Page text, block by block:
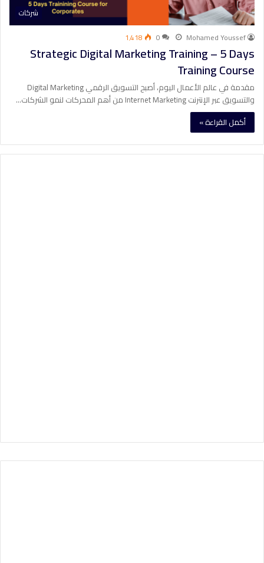
شركات
Mohamed Youssef
0 1٬418
Strategic Digital Marketing Training – 5 Days
Training Course
مقدمة في عالم الأعمال اليوم، أصبح التسويق الرقمي Digital Marketing
والتسويق عبر الإنترنت Internet Marketing من أهم المحركات لنمو الشركات…
أكمل القراءة »